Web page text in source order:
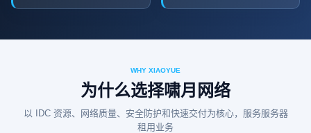
WHY XIAOYUE
为什么选择啸月网络
以 IDC 资源、网络质量、安全防护和快速交付为核心，服务服务器
租用业务